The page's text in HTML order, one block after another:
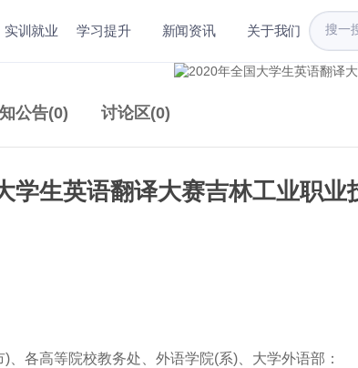
实训就业 学习提升 新闻资讯 关于我们
公告(0) 讨论区(0)
学生英语翻译大赛吉林工业职业
、各高等院校教务处、外语学院(系)、大学外语部：